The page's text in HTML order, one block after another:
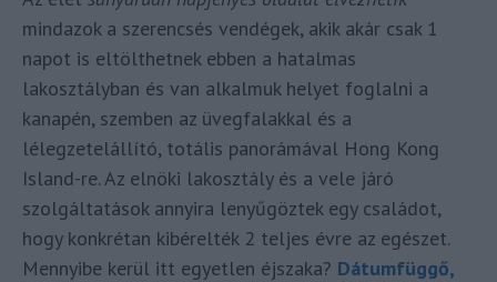
mindazok a szerencsés vendégek, akik akár csak 1
napot is eltölthetnek ebben a hatalmas
lakosztályban és van alkalmuk helyet foglalni a
kanapén, szemben az üvegfalakkal és a
lélegzetelállító, totális panorámával Hong Kong
Island-re. Az elnöki lakosztály és a vele járó
szolgáltatások annyira lenyűgöztek egy családot,
hogy konkrétan kibérelték 2 teljes évre az egészet.
Mennyibe kerül itt egyetlen éjszaka? Dátumfüggő,